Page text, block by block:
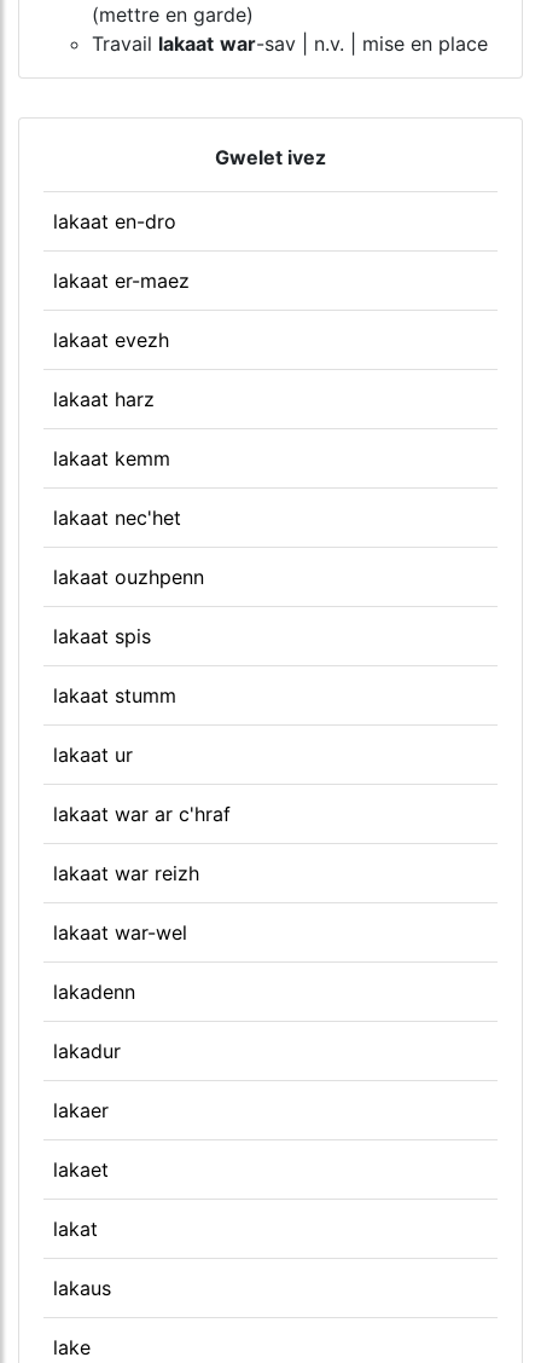
(mettre en garde)
Travail lakaat war-sav | n.v. | mise en place
Gwelet ivez
lakaat en-dro
lakaat er-maez
lakaat evezh
lakaat harz
lakaat kemm
lakaat nec'het
lakaat ouzhpenn
lakaat spis
lakaat stumm
lakaat ur
lakaat war ar c'hraf
lakaat war reizh
lakaat war-wel
lakadenn
lakadur
lakaer
lakaet
lakat
lakaus
lake